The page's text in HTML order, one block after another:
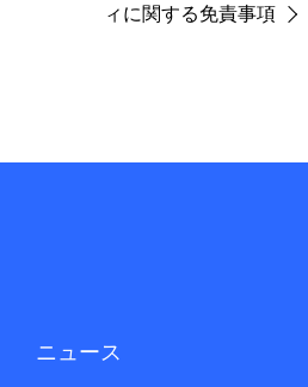
ィに関する免責事項
ニュース